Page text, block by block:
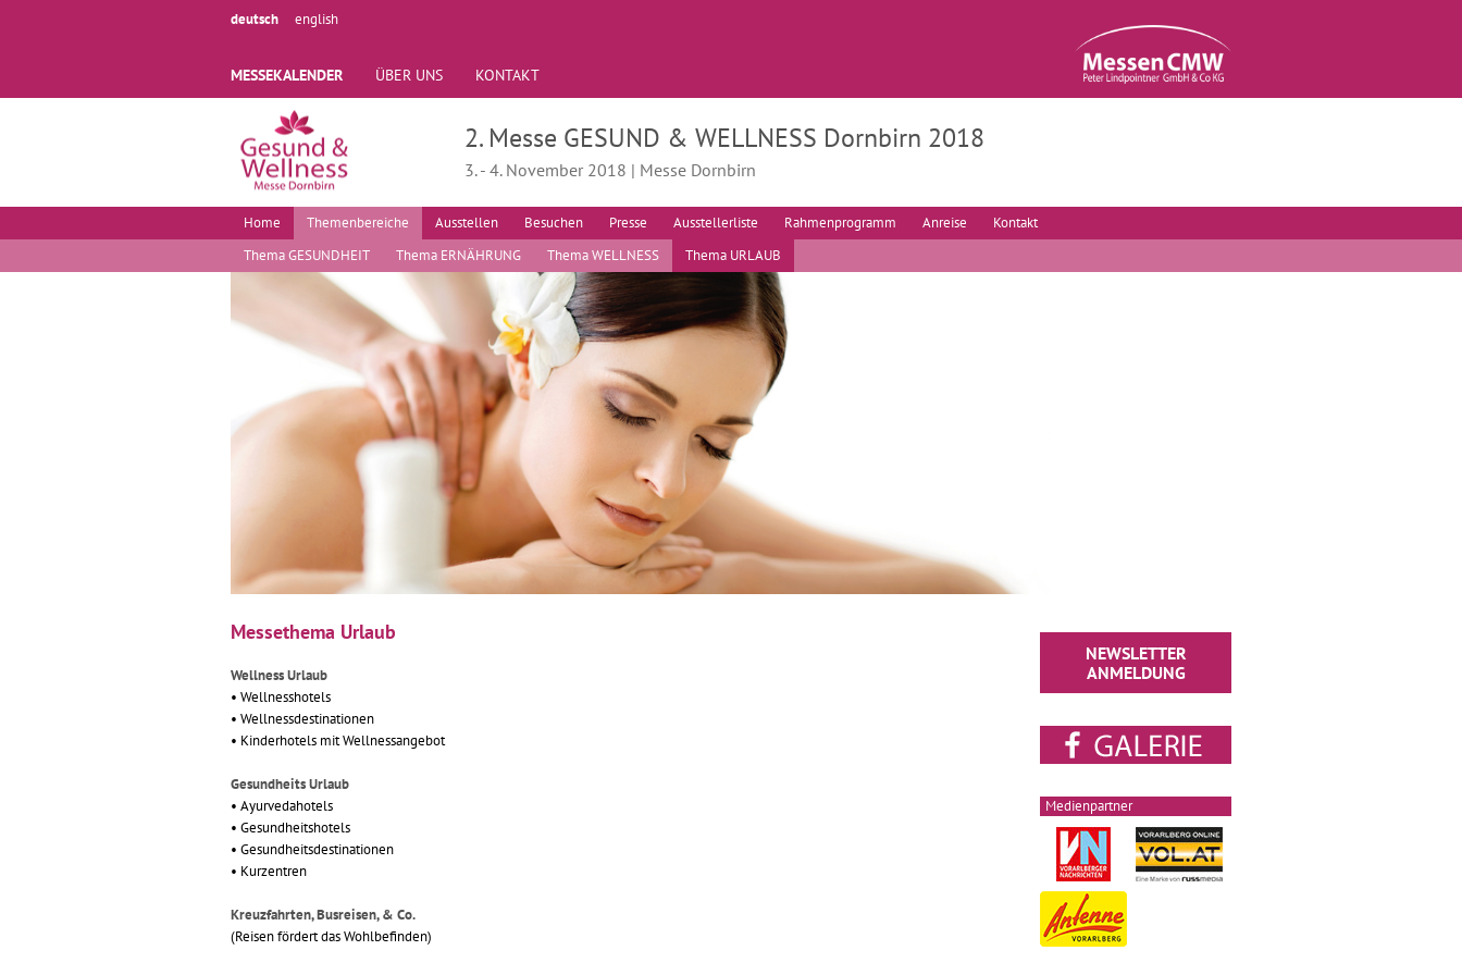
deutsch english
MESSEKALENDER ÜBER UNS KONTAKT
2. Messe GESUND & WELLNESS Dornbirn 2018
3. - 4. November 2018 | Messe Dornbirn
Home Themenbereiche Ausstellen Besuchen Presse Ausstellerliste Rahmenprogramm Anreise
Kontakt
Thema GESUNDHEIT
Thema ERNÄHRUNG Thema WELLNESS Thema URLAUB
Messethema Urlaub
Wellness Urlaub
• Wellnesshotels
• Wellnessdestinationen
• Kinderhotels mit Wellnessangebot
Gesundheits Urlaub
• Ayurvedahotels
• Gesundheitshotels
• Gesundheitsdestinationen
• Kurzentren
Kreuzfahrten, Busreisen, & Co.
(Reisen fördert das Wohlbefinden)
NEWSLETTER
ANMELDUNG
Medienpartner